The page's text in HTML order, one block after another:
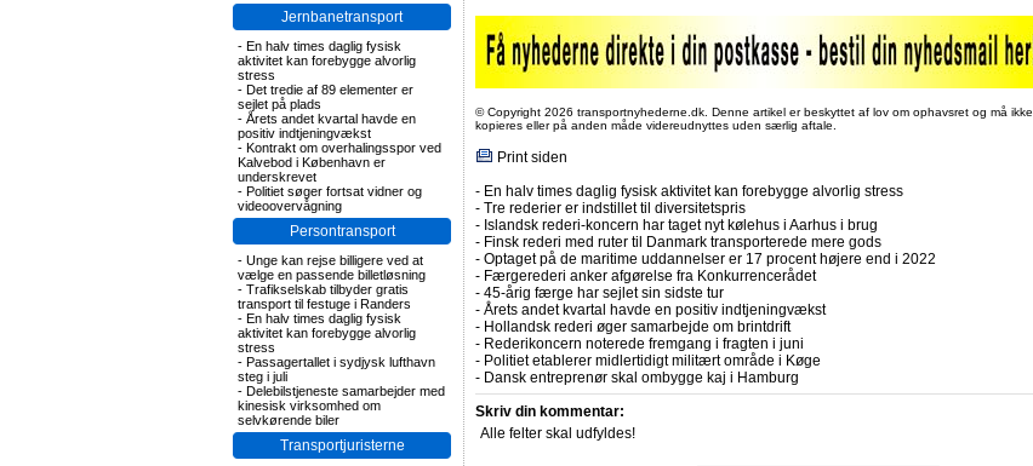
Jernbanetransport
- En halv times daglig fysisk
aktivitet kan forebygge alvorlig
stress
- Det tredie af 89 elementer er
sejlet på plads
- Årets andet kvartal havde en
positiv indtjeningvækst
- Kontrakt om overhalingsspor ved
Kalvebod i København er
underskrevet
- Politiet søger fortsat vidner og
videoovervågning
Persontransport
- Unge kan rejse billigere ved at
vælge en passende billetløsning
- Trafikselskab tilbyder gratis
transport til festuge i Randers
- En halv times daglig fysisk
aktivitet kan forebygge alvorlig
stress
- Passagertallet i sydjysk lufthavn
steg i juli
- Delebilstjeneste samarbejder med
kinesisk virksomhed om
selvkørende biler
Transportjuristerne
© Copyright 2026 transportnyhederne.dk. Denne artikel er beskyttet af lov om ophavsret og må ikke
kopieres eller på anden måde videreudnyttes uden særlig aftale.
Print siden
- En halv times daglig fysisk aktivitet kan forebygge alvorlig stress
- Tre rederier er indstillet til diversitetspris
- Islandsk rederi-koncern har taget nyt kølehus i Aarhus i brug
- Finsk rederi med ruter til Danmark transporterede mere gods
- Optaget på de maritime uddannelser er 17 procent højere end i 2022
- Færgerederi anker afgørelse fra Konkurrencerådet
- 45-årig færge har sejlet sin sidste tur
- Årets andet kvartal havde en positiv indtjeningvækst
- Hollandsk rederi øger samarbejde om brintdrift
- Rederikoncern noterede fremgang i fragten i juni
- Politiet etablerer midlertidigt militært område i Køge
- Dansk entreprenør skal ombygge kaj i Hamburg
Skriv din kommentar:
Alle felter skal udfyldes!